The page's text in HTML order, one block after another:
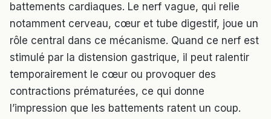
battements cardiaques. Le nerf vague, qui relie
notamment cerveau, cœur et tube digestif, joue un
rôle central dans ce mécanisme. Quand ce nerf est
stimulé par la distension gastrique, il peut ralentir
temporairement le cœur ou provoquer des
contractions prématurées, ce qui donne
l’impression que les battements ratent un coup.